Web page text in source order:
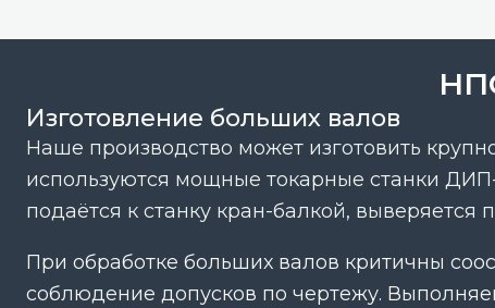
Изготовление больших валов
Наше производство может изготовить
используются мощные токарные станки
подаётся к станку кран-балкой,
При обработке больших валов критичны
соблюдение допусков по чертежу.